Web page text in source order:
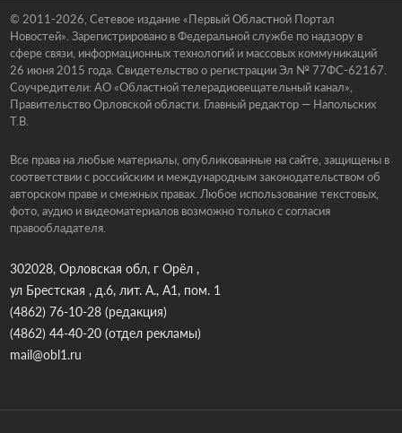
© 2011-2026, Сетевое издание «Первый Областной Портал
Новостей». Зарегистрировано в Федеральной службе по надзору в
сфере связи, информационных технологий и массовых коммуникаций
26 июня 2015 года. Свидетельство о регистрации Эл № 77ФС-62167.
Соучредители: АО «Областной телерадиовещательный канал»,
Правительство Орловской области. Главный редактор — Напольских
Т.В.
Все права на любые материалы, опубликованные на сайте, защищены в
соответствии с российским и международным законодательством об
авторском праве и смежных правах. Любое использование текстовых,
фото, аудио и видеоматериалов возможно только с согласия
правообладателя.
302028, Орловская обл, г Орёл ,
ул Брестская , д.6, лит. А., А1, пом. 1
(4862) 76-10-28(редакция)
(4862) 44-40-20(отдел рекламы)
mail@obl1.ru